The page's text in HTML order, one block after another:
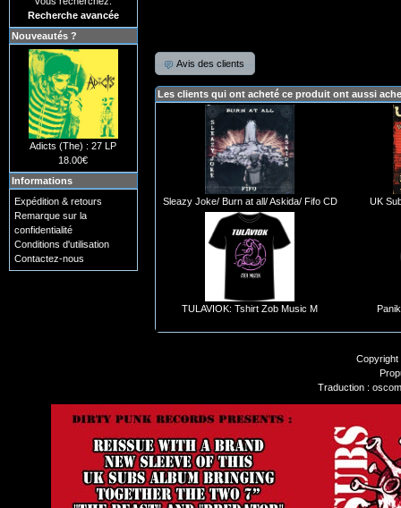
Avis des clients
Les clients qui ont acheté ce produit ont aussi
Sleazy Joke/ Burn at all/ Askida/ Fifo CD UK
TULAVIOK: Tshirt Zob Music M
Recherche avancée
Nouveautés ?
Adicts (The) : 27 LP
18.00€
Informations
Expédition & retours
Remarque sur la
confidentialité
Conditions d'utilisation
Contactez-nous
Traduction :